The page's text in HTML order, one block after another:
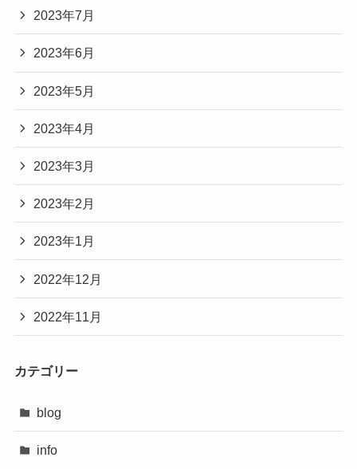
2023年7月
2023年6月
2023年5月
2023年4月
2023年3月
2023年2月
2023年1月
2022年12月
2022年11月
カテゴリー
blog
info